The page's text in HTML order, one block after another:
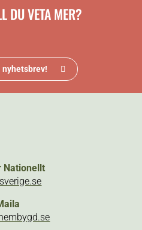
DU VETA MER?
nyhetsbrev!
Nationellt